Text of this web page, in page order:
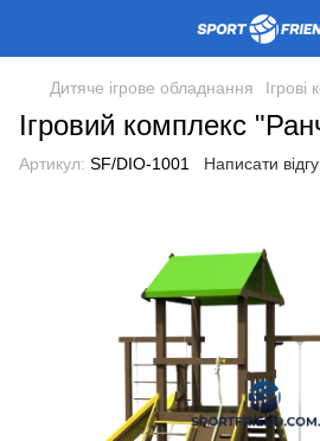
Дитяче ігрове обладнання Ігрові
Ігровий комплекс
Артикул: SF/DIO-1001 Написати